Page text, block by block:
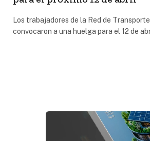
Los trabajadores de la Red de
convocaron a una huelga para el 12 de